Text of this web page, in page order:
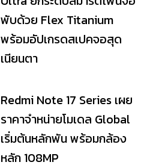
พับด้วย Flex Titanium
พร้อมอัปเกรดสเปคจอสุด
เนียนตา
Redmi Note 17 Series เผย
ราคาจำหน่ายโมเดล Global
เริ่มต้นหลักพัน พร้อมกล้อง
หลัก 108MP